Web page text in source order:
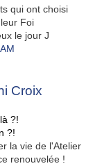
qui ont choisi
Foi
le jour J
Croix
?!
?!
la vie de l'Atelier
renouvelée !